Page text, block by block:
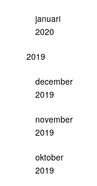
januari
2020
2019
december
2019
november
2019
oktober
2019